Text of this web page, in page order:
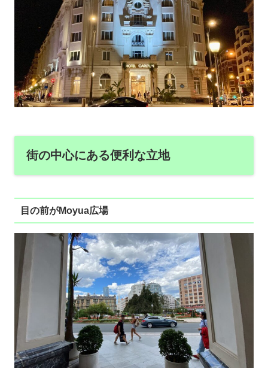
街の中心にある便利な立地
目の前がMoyua広場